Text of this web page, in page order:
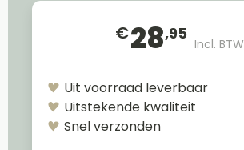
€28,95
Incl. BTW
Uit voorraad leverbaar
Uitstekende kwaliteit
Snel verzonden